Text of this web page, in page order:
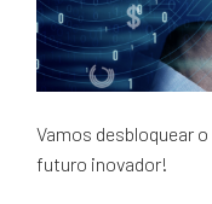
Vamos desbloquear
futuro inovador!